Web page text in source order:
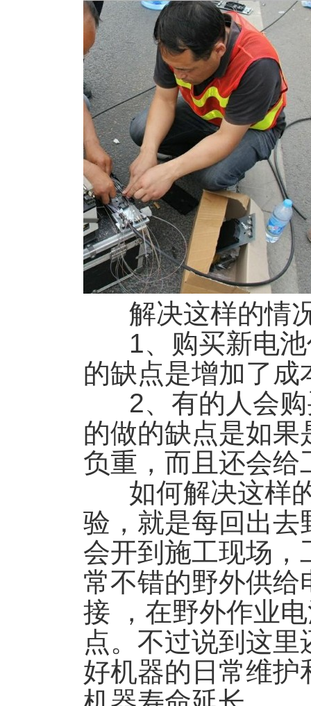
解决这样的情
1、购买新电池
的缺点是增加了
2、有的人会购
的做的缺点是如
负重，而且还会给
如何解决这样的
验，就是每回出去
会开到施工现场
常不错的野外供
接 ，在野外作业
点。不过说到这
好机器的日常维